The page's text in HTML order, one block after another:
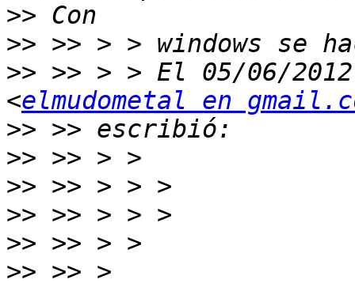
>>
>>
>> >> > > El 05/06/
<elmudometal en
>>
>>
>>
>>
>>
>>